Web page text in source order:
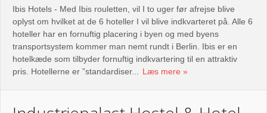
Ibis Hotels - Med Ibis rouletten, vil I to uger før afrejse blive
oplyst om hvilket at de 6 hoteller I vil blive indkvarteret på. Alle 6
hoteller har en fornuftig placering i byen og med byens
transportsystem kommer man nemt rundt i Berlin. Ibis er en
hotelkæde som tilbyder fornuftig indkvartering til en attraktiv
pris. Hotellerne er ”standardiser...
Læs mere